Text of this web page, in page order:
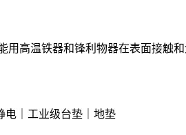
高温铁器和锋利物器在表面接触和
电｜工业级台垫｜地垫